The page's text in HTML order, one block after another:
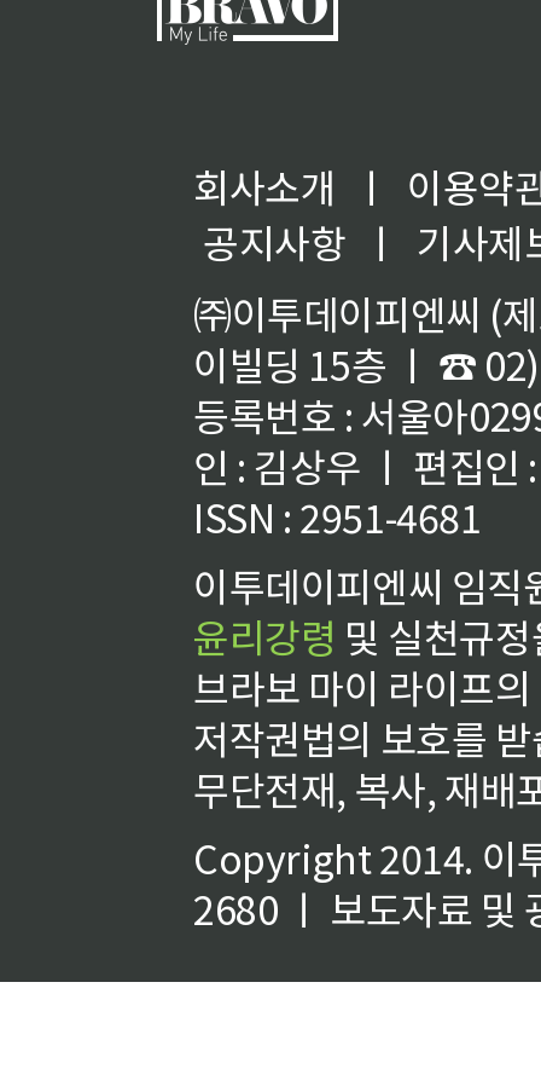
회사소개 ㅣ
이용약
공지사항
ㅣ
기사제
㈜이투데이피엔씨 (
이빌딩 15층 ㅣ ☎
등록번호 : 서울아
인 : 김상우 ㅣ 편집인
ISSN : 2951-4681
이투데이피엔씨 임
윤리강령 및 실천규
브라보 마이 라이프
저작권법의 보호를
무단전재, 복사, 재배
Copyright 2014. 이
2680 ㅣ 보도자료